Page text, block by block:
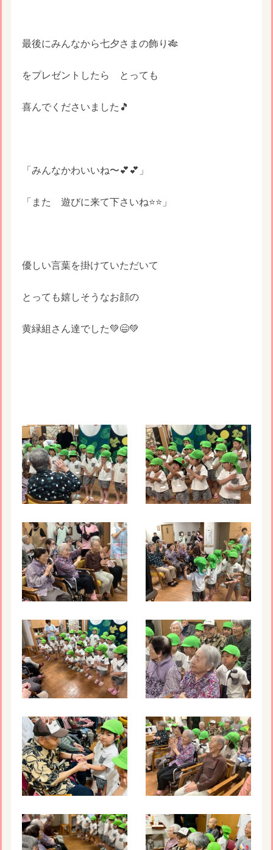
最後にみんなから七夕さまの飾り🎋
をプレゼントしたら とっても
喜んでくださいました🎵
「みんなかわいいね〜💕💕」
「また 遊びに来て下さいね⭐️⭐️」
優しい言葉を掛けていただいて
とっても嬉しそうなお顔の
黄緑組さん達でした💚😄💚